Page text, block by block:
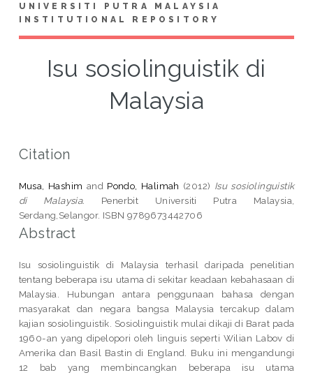
UNIVERSITI PUTRA MALAYSIA
INSTITUTIONAL REPOSITORY
Isu sosiolinguistik di
Malaysia
Citation
Musa, Hashim and Pondo, Halimah (2012) Isu sosiolinguistik
di Malaysia. Penerbit Universiti Putra Malaysia,
Serdang,Selangor. ISBN 9789673442706
Abstract
Isu sosiolinguistik di Malaysia terhasil daripada penelitian
tentang beberapa isu utama di sekitar keadaan kebahasaan di
Malaysia. Hubungan antara penggunaan bahasa dengan
masyarakat dan negara bangsa Malaysia tercakup dalam
kajian sosiolinguistik. Sosiolinguistik mulai dikaji di Barat pada
1960-an yang dipelopori oleh linguis seperti Wilian Labov di
Amerika dan Basil Bastin di England. Buku ini mengandungi
12 bab yang membincangkan beberapa isu utama